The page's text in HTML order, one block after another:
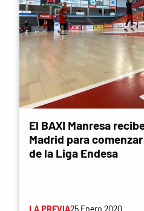
El BAXI Manresa
Madrid para
de la Liga Endesa
LA PREVIA25 Enero 2020